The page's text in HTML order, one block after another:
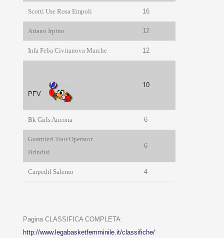
Scotti Use Rosa Empoli 16
Ariano Irpino 12
Infa Feba Civitanova Marche 12
PFV
10
Bk Girls Ancona 6
Guarnieri Tour Operator
Brindisi
6
Carpedil Salerno 4
Pagina CLASSIFICA COMPLETA:
http://www.legabasketfemminile.it/classifiche/